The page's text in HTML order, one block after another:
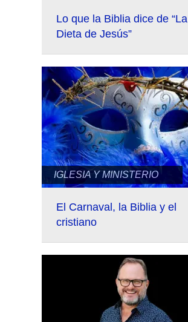
Lo que la Biblia dice de “La
Dieta de Jesús”
IGLESIA Y MINISTERIO
El Carnaval, la Biblia y el
cristiano